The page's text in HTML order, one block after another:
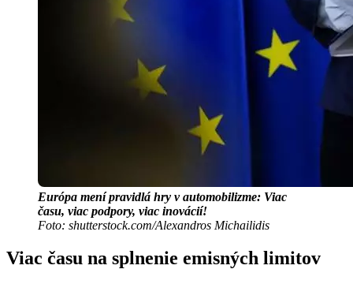
Európa mení pravidlá hry v automobilizme: Viac
času, viac podpory, viac inovácií!
Foto: shutterstock.com/Alexandros Michailidis
Viac času na splnenie emisných limitov